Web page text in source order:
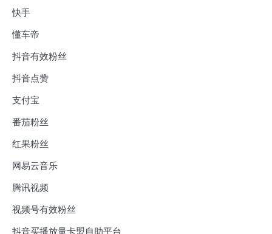
快手
懂车帝
抖音有效粉丝
抖音点赞
支付宝
番茄粉丝
红果粉丝
网易云音乐
腾讯视频
视频号有效粉丝
抖音买播放量卡盟自助平台